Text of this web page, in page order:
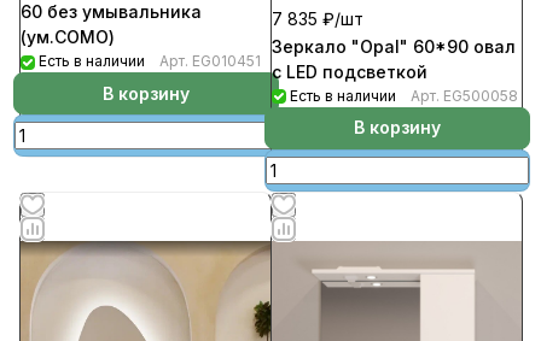
60 без умывальника
(ум.СОМО)
Есть в наличии Арт. EG010451
В корзину
7 835 ₽/шт
Зеркало "Opal" 60*90 овал
c LED подсветкой
Есть в наличии Арт. EG500058
В корзину